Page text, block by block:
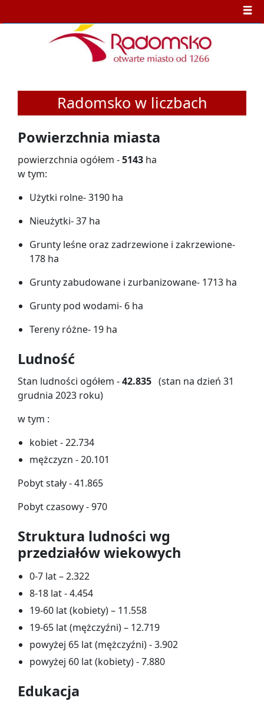
Radomsko w liczbach
Powierzchnia miasta
powierzchnia ogółem -5143 ha
w tym:
Użytki rolne- 3190 ha
Nieużytki- 37 ha
Grunty leśne oraz zadrzewione i zakrzewione-
178 ha
Grunty zabudowane i zurbanizowane- 1713 ha
Grunty pod wodami- 6 ha
Tereny różne- 19 ha
Ludność
Stan ludności ogółem -42.835 (stan na dzień 31
grudnia 2023 roku)
w tym :
kobiet - 22.734
mężczyzn - 20.101
Pobyt stały - 41.865
Pobyt czasowy - 970
Struktura ludności wg
przedziałów wiekowych
0-7 lat – 2.322
8-18 lat - 4.454
19-60 lat (kobiety) – 11.558
19-65 lat (mężczyźni) – 12.719
powyżej 65 lat (mężczyźni) - 3.902
powyżej 60 lat (kobiety) - 7.880
Edukacja